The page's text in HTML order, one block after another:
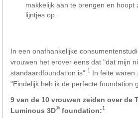
makkelijk aan te brengen en hoopt
lijntjes op.
In een onafhankelijke
vrouwen het erover eens dat "dat mijn
standaardfoundation is". 1
In feite waren
"Eindelijk heb ik de perfecte foundation
9 van de 10 vrouwen zeiden over de
Luminous 3D® foundation:1